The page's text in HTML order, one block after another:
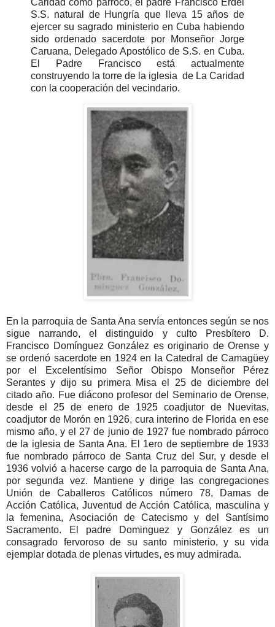
S.S. natural de Hungría que lleva 15 años de
ejercer su sagrado ministerio en Cuba habiendo
sido ordenado sacerdote por Monseñor Jorge
Caruana, Delegado Apostólico de S.S. en Cuba.
El Padre Francisco está actualmente
construyendo la torre de la iglesia de La Caridad
con la cooperación del vecindario.
En la parroquia de Santa Ana servía entonces según se nos
sigue narrando, el distinguido y culto Presbítero D.
Francisco Domínguez González es originario de Orense y
se ordenó sacerdote en 1924 en la Catedral de Camagüey
por el Excelentísimo Señor Obispo Monseñor Pérez
Serantes y dijo su primera Misa el 25 de diciembre del
citado año. Fue diácono profesor del Seminario de Orense,
desde el 25 de enero de 1925 coadjutor de Nuevitas,
coadjutor de Morón en 1926, cura interino de Florida en ese
mismo año, y el 27 de junio de 1927 fue nombrado párroco
de la iglesia de Santa Ana. El 1ero de septiembre de 1933
fue nombrado párroco de Santa Cruz del Sur, y desde el
1936 volvió a hacerse cargo de la parroquia de Santa Ana,
por segunda vez. Mantiene y dirige las congregaciones
Unión de Caballeros Católicos número 78, Damas de
Acción Católica, Juventud de Acción Católica, masculina y
la femenina, Asociación de Catecismo y del Santísimo
Sacramento. El padre Dominguez y González es un
consagrado fervoroso de su santo ministerio, y su vida
ejemplar dotada de plenas virtudes, es muy admirada.